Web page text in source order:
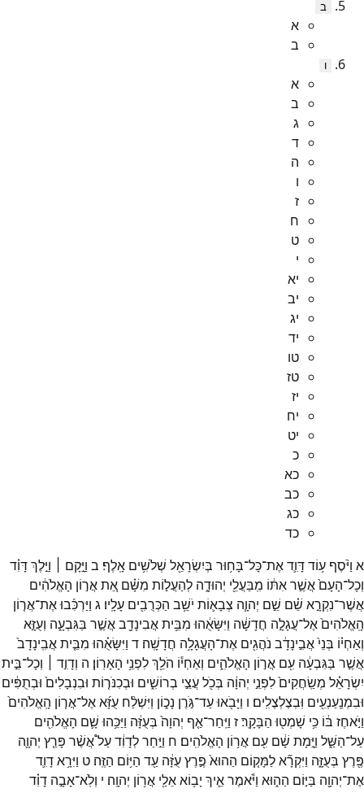
ב
א
ב
ו
א
ב
ג
ד
ה
ו
ז
ח
ט
י
יא
יב
יג
יד
טו
טז
יז
יח
יט
כ
כא
כב
כג
כד
א וַיֹּ֨סֶף ע֥וֹדדָּוִ֛דאֶת־כָּל־בָּח֥וּר בְּיִשְׂרָאֵ֖ל שְׁלֹשִׁ֥ים אָֽלֶף׃ ב וַיָּ֣קָם ׀ וַיֵּ֣לֶךְדָּוִ֗ד
וְכָל־הָעָם֙אֲשֶׁ֣ראִתּ֔וֹ מִֽבַּעֲלֵ֖י יְהוּדָ֑ה לְהַעֲל֣וֹת מִשָּׁ֗ם אֵ֚תאֲר֣וֹן הָאֱלֹהִ֔ים
אֲשֶׁר־נִקְרָ֣א שֵׁ֗ם שֵׁ֣ם יְהוָ֧ה צְבָא֛וֹת יֹשֵׁ֥ב הַכְּרֻבִ֖ים עָלָֽיו׃ ג וַיַּרְכִּ֜בוּאֶת־אֲר֤וֹן
הָֽאֱלֹהִים֙אֶל־עֲגָלָ֣ה חֲדָשָׁ֔ה וַיִּשָּׂאֻ֔הוּ מִבֵּ֥יתאֲבִינָדָ֖באֲשֶׁ֣ר בַּגִּבְעָ֑ה וְעֻזָּ֣א
וְאַחְי֗וֹ בְּנֵי֙אֲבִ֣ינָדָ֔ב נֹהֲגִ֖ים אֶת־הָעֲגָלָ֥ה חֲדָשָֽׁה׃ ד וַיִּשָּׂאֻ֗הוּ מִבֵּ֤יתאֲבִֽינָדָב֙
אֲשֶׁ֣ר בַּגִּבְעָ֔ה עִ֖ם אֲר֣וֹן הָאֱלֹהִ֑ים וְאַחְי֕וֹ הֹלֵ֖ךְלִפְנֵ֥י הָאָרֽוֹן׃ ה וְדָוִ֣ד ׀ וְכָל־בֵּ֣ית
יִשְׂרָאֵ֗ל מְשַֽׂחֲקִים֙לִפְנֵ֣י יְהוָ֔ה בְּכֹ֖לעֲצֵ֣י בְרוֹשִׁ֑ים וּבְכִנֹּר֤וֹת וּבִנְבָלִים֙ וּבְתֻפִּ֔ים
וּבִמְנַֽעַנְעִ֖ים וּֽבְצֶלְצֶלִֽים׃ ו וַיָּבֹ֖אוּעַד־גֹּ֣רֶן נָכ֑וֹן וַיִּשְׁלַ֨ח עֻזָּ֜אאֶל־אֲר֤וֹן הָֽאֱלֹהִים֙
וַיֹּ֣אחֶז בּ֔וֹ כִּ֥י שָׁמְט֖וּ הַבָּקָֽר׃ז וַיִּֽחַר־אַ֤ף יְהוָה֙ בְּעֻזָּ֔ה וַיַּכֵּ֥הוּ שָׁ֛ם הָאֱלֹהִ֖ים
עַל־הַשַּׁ֑ל וַיָּ֣מָת שָׁ֔ם עִ֖ם אֲר֥וֹן הָאֱלֹהִֽים׃ ח וַיִּ֣חַרלְדָוִ֔דעַל֩אֲשֶׁ֨ר פָּרַ֧ץ יְהוָ֛ה
פֶּ֖רֶץ בְּעֻזָּ֑ה וַיִּקְרָ֞אלַמָּק֤וֹם הַהוּא֙ פֶּ֣רֶץעֻזָּ֔ה עַ֖ד הַיּ֥וֹם הַזֶּֽה׃ ט וַיִּרָ֥אדָוִ֛ד
אֶת־יְהוָ֖ה בַּיּ֣וֹם הַה֑וּא וַיֹּ֕אמֶראֵ֛יךְ יָב֥וֹאאֵלַ֖י אֲר֥וֹן יְהוָֽה׃ י וְלֹֽא־אָבָ֣ה דָוִ֗ד